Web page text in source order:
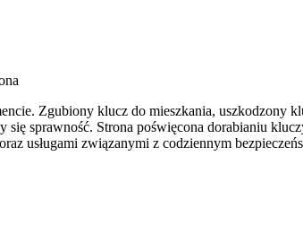
Zgubiony klucz do mieszkania, uszkodzony
sprawność. Strona poświęcona dorabianiu
usługami związanymi z codziennym